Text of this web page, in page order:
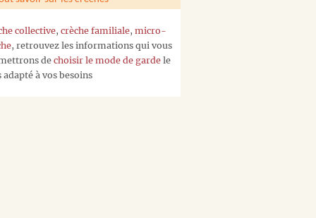
collective, crèche familiale, micro-
, retrouvez les informations qui vous
de choisir le mode de garde le
adapté à vos besoins